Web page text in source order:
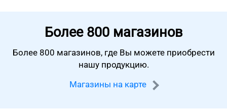
Более 800 магазинов
Более 800 магазинов, где Вы можете приобрести
нашу продукцию.
Магазины на карте